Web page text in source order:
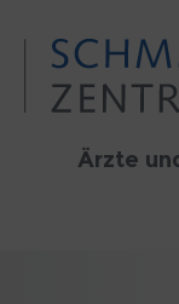
Ärzte